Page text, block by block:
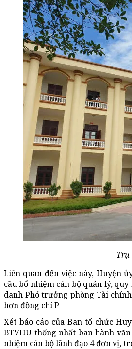
Trụ
Liên quan đến việc này, Huyện
cầu bổ nhiệm cán bộ quản lý,
danh Phó trưởng phòng Tài
hơn đồng chí P
Xét báo cáo của Ban tổ chức
BTVHU thống nhất ban hành
nhiệm cán bộ lãnh đạo 4 đơn vị,